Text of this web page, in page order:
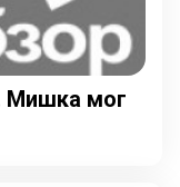
Мишка мог